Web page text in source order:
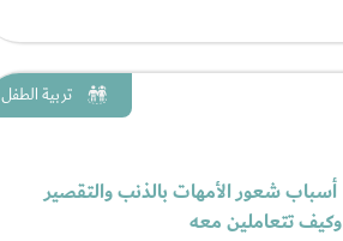
تربية الطفل
أسباب شعور الأمهات بالذنب والتقصير
وكيف تتعاملين معه